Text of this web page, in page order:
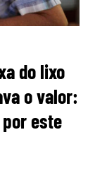
do lixo
o valor:
este